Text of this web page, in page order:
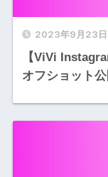
2023年9月23日
【ViVi
オフショット公